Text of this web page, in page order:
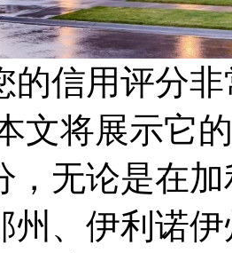
的信用评分
文将展示它
，无论是在
州、伊利诺